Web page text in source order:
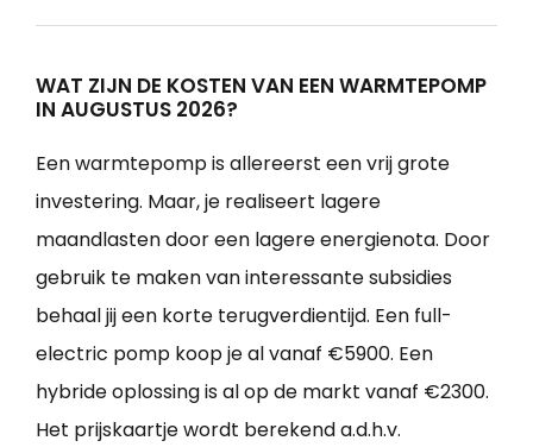
WAT ZIJN DE KOSTEN VAN EEN WARMTEPOMP
IN AUGUSTUS 2026?
Een warmtepomp is allereerst een vrij grote
investering. Maar, je realiseert lagere
maandlasten door een lagere energienota. Door
gebruik te maken van interessante subsidies
behaal jij een korte terugverdientijd. Een full-
electric pomp koop je al vanaf €5900. Een
hybride oplossing is al op de markt vanaf €2300.
Het prijskaartje wordt berekend a.d.h.v.